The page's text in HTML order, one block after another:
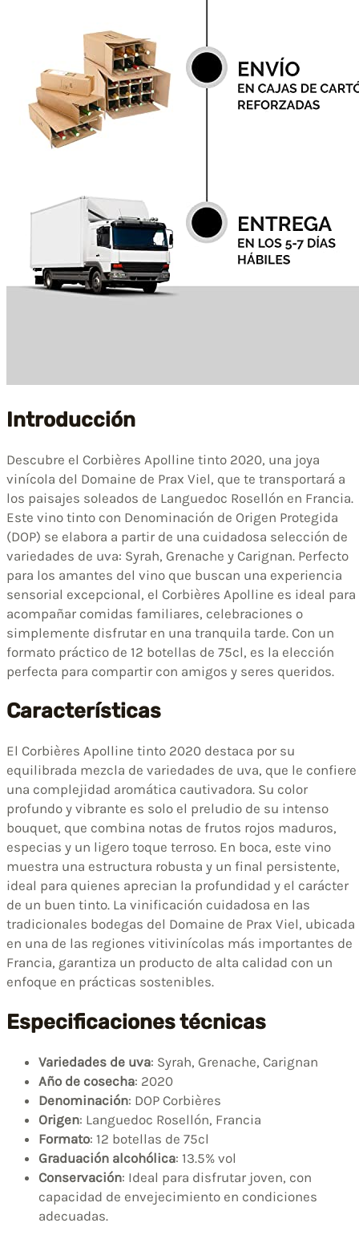
Introducción
Descubre el Corbières Apolline tinto 2020, una joya
vinícola del Domaine de Prax Viel, que te transportará a
los paisajes soleados de Languedoc Rosellón en Francia.
Este vino tinto con Denominación de Origen Protegida
(DOP) se elabora a partir de una cuidadosa selección de
variedades de uva: Syrah, Grenache y Carignan. Perfecto
para los amantes del vino que buscan una experiencia
sensorial excepcional, el Corbières Apolline es ideal para
acompañar comidas familiares, celebraciones o
simplemente disfrutar en una tranquila tarde. Con un
formato práctico de 12 botellas de 75cl, es la elección
perfecta para compartir con amigos y seres queridos.
Características
El Corbières Apolline tinto 2020 destaca por su
equilibrada mezcla de variedades de uva, que le confiere
una complejidad aromática cautivadora. Su color
profundo y vibrante es solo el preludio de su intenso
bouquet, que combina notas de frutos rojos maduros,
especias y un ligero toque terroso. En boca, este vino
muestra una estructura robusta y un final persistente,
ideal para quienes aprecian la profundidad y el carácter
de un buen tinto. La vinificación cuidadosa en las
tradicionales bodegas del Domaine de Prax Viel, ubicada
en una de las regiones vitivinícolas más importantes de
Francia, garantiza un producto de alta calidad con un
enfoque en prácticas sostenibles.
Especificaciones técnicas
Variedades de uva: Syrah, Grenache, Carignan
Año de cosecha: 2020
Denominación: DOP Corbières
Origen: Languedoc Rosellón, Francia
Formato: 12 botellas de 75cl
Graduación alcohólica: 13.5% vol
Conservación: Ideal para disfrutar joven, con
capacidad de envejecimiento en condiciones
adecuadas.